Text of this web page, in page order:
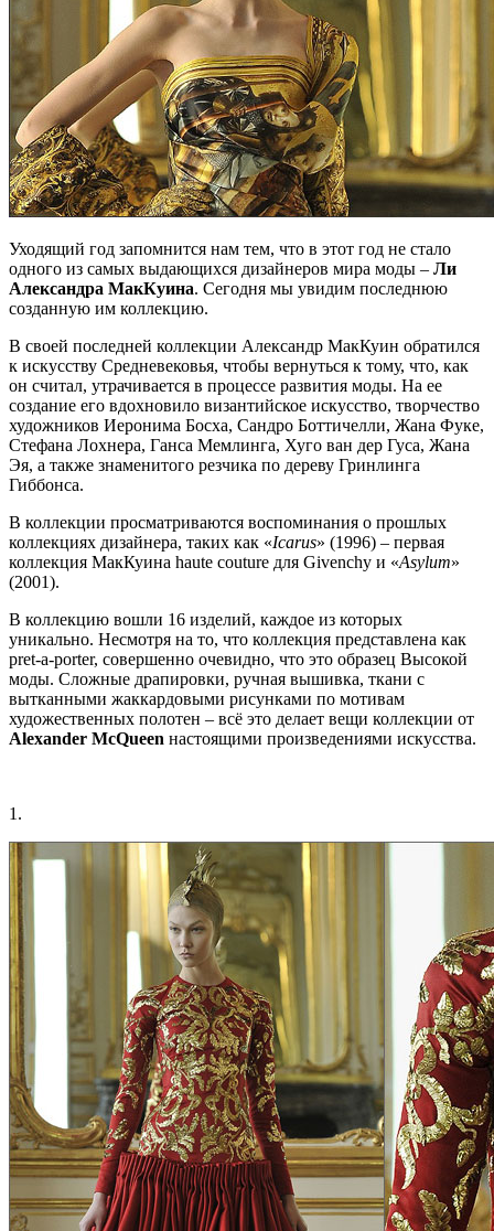
Уходящий год запомнится нам тем, что в этот год не стало
одного из самых выдающихся дизайнеров мира моды – Ли
Александра МакКуина. Сегодня мы увидим последнюю
созданную им коллекцию.
В своей последней коллекции Александр МакКуин обратился
к искусству Средневековья, чтобы вернуться к тому, что, как
он считал, утрачивается в процессе развития моды. На ее
создание его вдохновило византийское искусство, творчество
художников Иеронима Босха, Сандро Боттичелли, Жана Фуке,
Стефана Лохнера, Ганса Мемлинга, Хуго ван дер Гуса, Жана
Эя, а также знаменитого резчика по дереву Гринлинга
Гиббонса.
В коллекции просматриваются воспоминания о прошлых
коллекциях дизайнера, таких как «Icarus» (1996) – первая
коллекция МакКуина haute couture для Givenchy и «Asylum»
(2001).
В коллекцию вошли 16 изделий, каждое из которых
уникально. Несмотря на то, что коллекция представлена как
pret-a-porter, совершенно очевидно, что это образец Высокой
моды. Сложные драпировки, ручная вышивка, ткани с
вытканными жаккардовыми рисунками по мотивам
художественных полотен – всё это делает вещи коллекции от
Alexander McQueen настоящими произведениями искусства.
1.